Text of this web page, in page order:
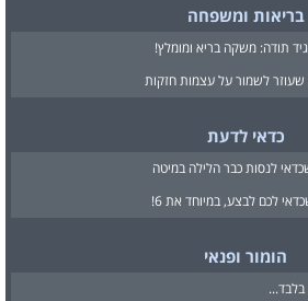
בריאות ומשפחה
תודה: משקה בריא ומומלץ!
שעוזר לשמור על עצמות חזקות
כדאי לדעת
הומור ופנאי